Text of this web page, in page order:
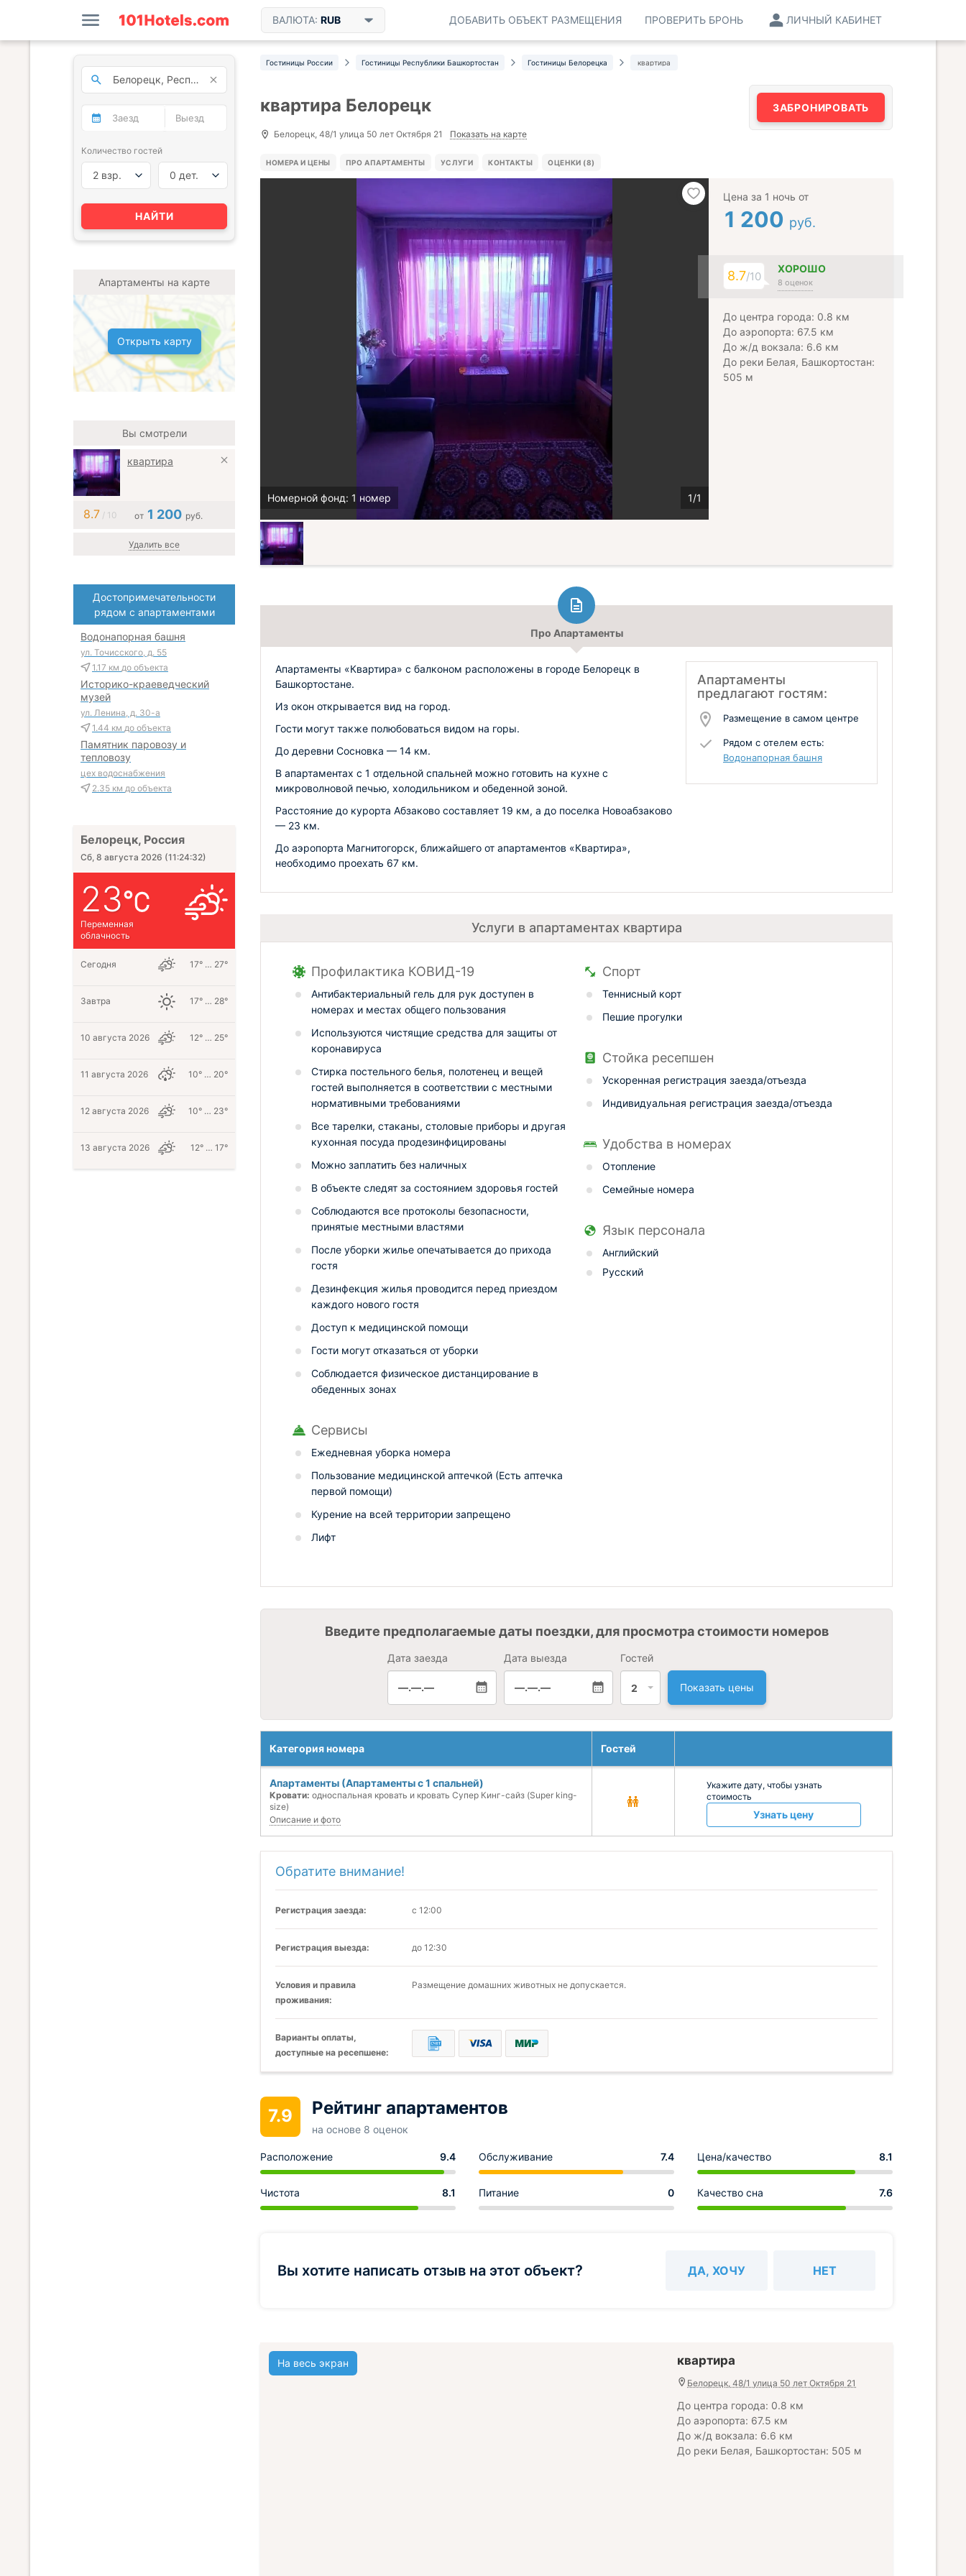
ВАЛЮТА: RUB ЛИЧНЫЙ КАБИНЕТ
ПРОВЕРИТЬ БРОНЬ
ДОБАВИТЬ ОБЪЕКТ РАЗМЕЩЕНИЯ
Гостиницы России Гостиницы Республики Башкортостан Гостиницы Белорецка квартира
квартира Белорецк
Белорецк, 48/1 улица 50 лет Октября 21 Показать на карте
ЗАБРОНИРОВАТЬ
НОМЕРА И ЦЕНЫ ПРО АПАРТАМЕНТЫ УСЛУГИ КОНТАКТЫ ОЦЕНКИ (8)
Номерной фонд: 1 номер
Цена за 1 ночь от
1 200 руб.
8.7/10
ХОРОШО
8 оценок
До центра города: 0.8 км
До аэропорта: 67.5 км
До ж/д вокзала: 6.6 км
До реки Белая, Башкортостан:
505 м
Про Апартаменты
Апартаменты
предлагают гостям:
Размещение в самом центре
Рядом с отелем есть:
Водонапорная башня
Апартаменты «Квартира» с балконом расположены в городе Белорецк в
Башкортостане.
Из окон открывается вид на город.
Гости могут также полюбоваться видом на горы.
До деревни Сосновка — 14 км.
В апартаментах с 1 отдельной спальней можно готовить на кухне с
микроволновой печью, холодильником и обеденной зоной.
Расстояние до курорта Абзаково составляет 19 км, а до поселка Новоабзаково
— 23 км.
До аэропорта Магнитогорск, ближайшего от апартаментов «Квартира»,
необходимо проехать 67 км.
Услуги в апартаментах квартира
Профилактика КОВИД-19
Антибактериальный гель для рук доступен в
номерах и местах общего пользования
Используются чистящие средства для защиты от
коронавируса
Стирка постельного белья, полотенец и вещей
гостей выполняется в соответствии с местными
нормативными требованиями
Все тарелки, стаканы, столовые приборы и другая
кухонная посуда продезинфицированы
Можно заплатить без наличных
В объекте следят за состоянием здоровья гостей
Соблюдаются все протоколы безопасности,
принятые местными властями
После уборки жилье опечатывается до прихода
гостя
Дезинфекция жилья проводится перед приездом
каждого нового гостя
Доступ к медицинской помощи
Гости могут отказаться от уборки
Соблюдается физическое дистанцирование в
обеденных зонах
Сервисы
Ежедневная уборка номера
Пользование медицинской аптечкой (Есть аптечка
первой помощи)
Курение на всей территории запрещено
Лифт
Спорт
Теннисный корт
Пешие прогулки
Стойка ресепшен
Ускоренная регистрация заезда/отъезда
Индивидуальная регистрация заезда/отъезда
Удобства в номерах
Отопление
Семейные номера
Язык персонала
Английский
Русский
Введите предполагаемые даты поездки, для просмотра стоимости номеров
Дата заезда
—.—.—
Дата выезда
—.—.—
Гостей
2 Показать цены
Категория номера Гостей
Апартаменты (Апартаменты с 1 спальней)
Кровати: односпальная кровать и кровать Супер Кинг-сайз (Super king-
size)
Описание и фото
Укажите дату, чтобы узнать
стоимость
Узнать цену
Обратите внимание!
Регистрация заезда: с 12:00
Регистрация выезда: до 12:30
Условия и правила
проживания:
Размещение домашних животных не допускается.
Варианты оплаты,
доступные на ресепшене:
7.9 Рейтинг апартаментов
на основе 8 оценок
Расположение 9.4 Обслуживание 7.4 Цена/качество 8.1
Чистота 8.1 Питание 0 Качество сна 7.6
Вы хотите написать отзыв на этот объект? ДА, ХОЧУ НЕТ
На весь экран квартира
Белорецк, 48/1 улица 50 лет Октября 21
До центра города: 0.8 км
До аэропорта: 67.5 км
До ж/д вокзала: 6.6 км
До реки Белая, Башкортостан: 505 м
Количество гостей
2 взр. 0 дет.
НАЙТИ
Апартаменты на карте
Открыть карту
Вы смотрели
квартира
8.7 / 10 от 1 200 руб.
Удалить все
Достопримечательности
рядом с апартаментами
Водонапорная башня
ул. Точисского, д. 55
1.17 км до объекта
Историко-краеведческий
музей
ул. Ленина, д. 30-а
1.44 км до объекта
Памятник паровозу и
тепловозу
цех водоснабжения
2.35 км до объекта
Белорецк, Россия
Сб, 8 августа 2026 (11:24:33)
23
Переменная
облачность
Сегодня 17° … 27°
Завтра 17° … 28°
10 августа 2026 12° … 25°
11 августа 2026 10° … 20°
12 августа 2026 10° … 23°
13 августа 2026 12° … 17°